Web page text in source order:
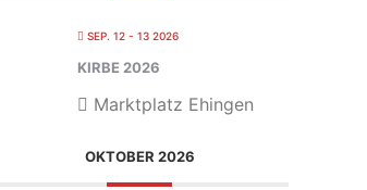
SEP. 12 - 13 2026
KIRBE 2026
Marktplatz Ehingen
OKTOBER 2026